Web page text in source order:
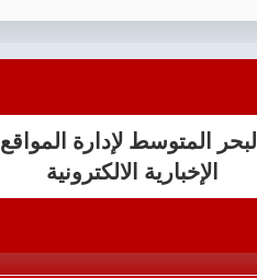
البحر المتوسط لإدارة المواقع
الإخبارية الالكترونية